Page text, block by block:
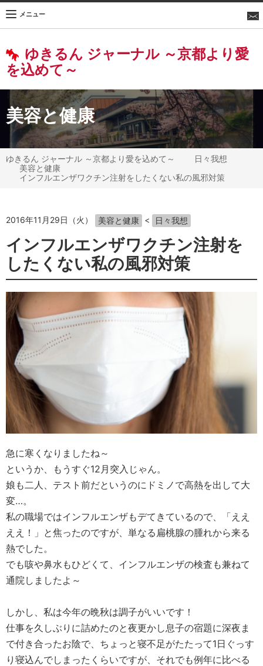
ゆきるん ジャーナル ～京都より愛
を込めて～
メニュー
美容と健康
ゆきるん ジャーナル ～京都より愛を込めて～
日々我想
美容と健康
インフルエンザワクチン注射をしたくない私の風邪対策
2016年11月29日（火） 美容と健康 < 日々我想
インフルエンザワクチン注射を
したくない私の風邪対策
急に寒くなりましたね～
というか、もうすぐ12月突入じゃん。
娘も二人、テスト前だというのにドミノで高熱を出して大
変…。
私の職場ではインフルエンザもデてきているので、「ええ
ええ！」と焦ったのですが、単なる扁桃腺の腫れから来る
熱でした。
でも咳や鼻水もひどくて、インフルエンザの検査も兼ねて
通院しましたよ～
しかし、私は今年の晩秋は調子がいいです！
仕事を久しぶりに詰めたのと夜更かし息子の宿題に深夜ま
で付き合ったお陰で、ちょっと寝不足がたたって1日ぐっす
り寝込んでしまったくらいですが、それでも例年に比べる